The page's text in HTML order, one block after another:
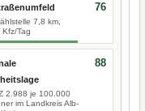
7,8 km,
Tag
76
2.988 je 100.000
im Landkreis Alb-
88